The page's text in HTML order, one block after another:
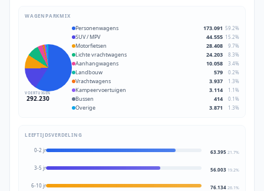
WAGENPARKMIX
VOERTUIGEN
292.230
Personenwagens 173.091 59.2%
SUV / MPV 44.555 15.2%
Motorfietsen 28.408 9.7%
Lichte vrachtwagens 24.203 8.3%
Aanhangwagens 10.058 3.4%
Landbouw 579 0.2%
Vrachtwagens 3.937 1.3%
Kampeervoertuigen 3.114 1.1%
Bussen 414 0.1%
Overige 3.871 1.3%
LEEFTIJDSVERDELING
0-2 jr 63.395 21.7%
3-5 jr 56.003 19.2%
6-10 jr 76.134 26.1%